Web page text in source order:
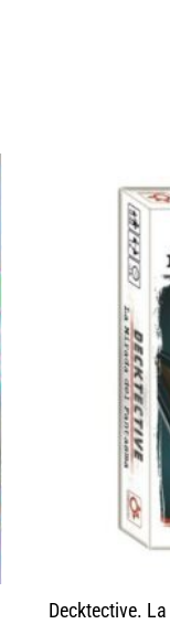
Decktective.